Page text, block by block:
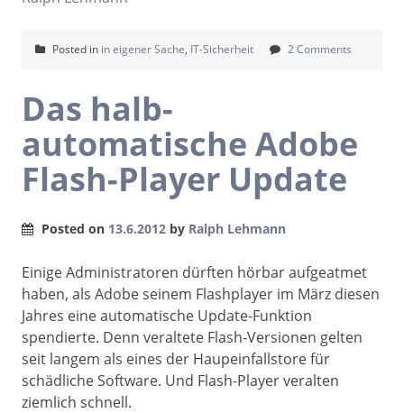
Posted in in eigener Sache, IT-Sicherheit 2 Comments
Das halb-
automatische Adobe
Flash-Player Update
Posted on 13.6.2012 by Ralph Lehmann
Einige Administratoren dürften hörbar aufgeatmet
haben, als Adobe seinem Flashplayer im März diesen
Jahres eine automatische Update-Funktion
spendierte. Denn veraltete Flash-Versionen gelten
seit langem als eines der Haupeinfallstore für
schädliche Software. Und Flash-Player veralten
ziemlich schnell.